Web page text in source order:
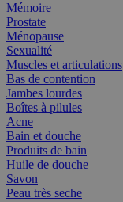
Mémoire
Prostate
Ménopause
Sexualité
Muscles et articulations
Bas de contention
Jambes lourdes
Boîtes à pilules
Acne
Bain et douche
Produits de bain
Huile de douche
Savon
Peau très seche